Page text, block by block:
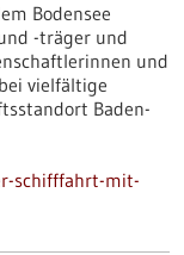
Bodensee
-träger und
und
vielfältige
Baden-
schifffahrt-mit-